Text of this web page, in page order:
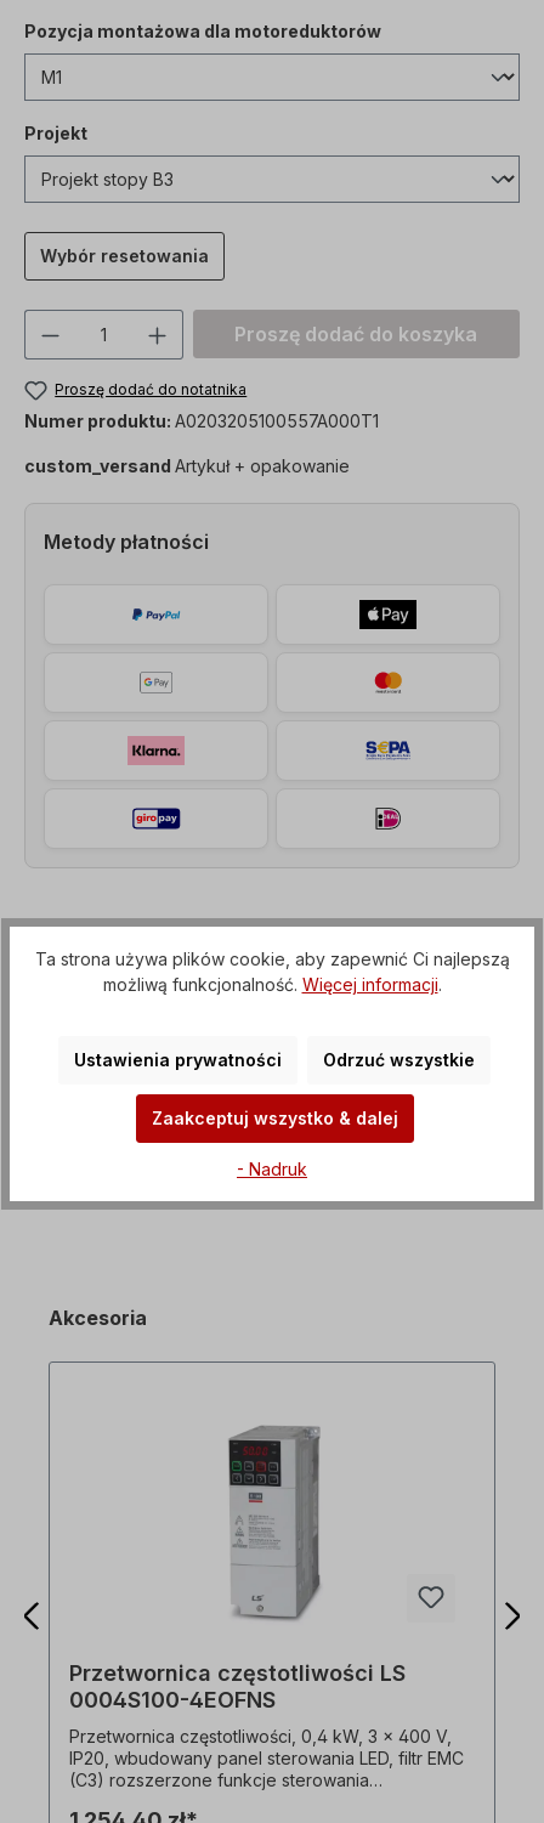
Pozycja montażowa dla motoreduktorów
Projekt
Wybór resetowania
Ilość produktu: Proszę wprowadzić
Proszę dodać do koszyka
Proszę dodać do notatnika
Numer produktu: A0203205100557A000T1
custom_versand Artykuł + opakowanie
Metody płatności
Motoreduktor walcowy (przekładnia z kołnierzem
Pliki do pobrania
Akcesoria
Przetwornica częstotliwości LS
0004S100-4EOFNS
Przetwornica częstotliwości, 0,4 kW, 3 x 400 V,
IP20, wbudowany panel sterowania LED, filtr EMC
(C3) rozszerzone funkcje sterowania
Ta strona używa plików cookie, aby zapewnić Ci najlepszą
możliwą funkcjonalność. Więcej informacji.
Ustawienia prywatności Odrzuć wszystkie
Zaakceptuj wszystko & dalej
- Nadruk